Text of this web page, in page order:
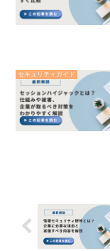
セキュリティガイド